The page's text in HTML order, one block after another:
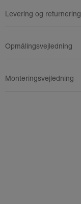
Levering og returnering
Opmålingsvejledning
Monteringsvejledning